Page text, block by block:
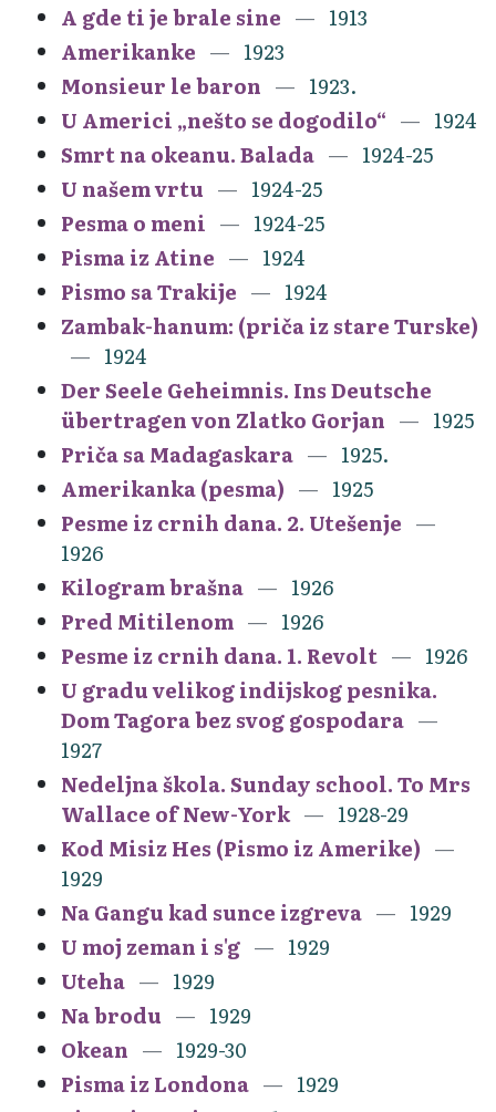
A gde ti je brale sine
1913
Amerikanke
1923
Monsieur le baron
1923.
U Americi „nešto se dogodilo“
1924
Smrt na okeanu. Balada
1924-25
U našem vrtu
1924-25
Pesma o meni
1924-25
Pisma iz Atine
1924
Pismo sa Trakije
1924
Zambak-hanum: (priča iz stare Turske)
1924
Der Seele Geheimnis. Ins Deutsche
übertragen von Zlatko Gorjan
1925
Priča sa Madagaskara
1925.
Amerikanka (pesma)
1925
Pesme iz crnih dana. 2. Utešenje
1926
Kilogram brašna
1926
Pred Mitilenom
1926
Pesme iz crnih dana. 1. Revolt
1926
U gradu velikog indijskog pesnika.
Dom Tagora bez svog gospodara
1927
Nedeljna škola. Sunday school. To Mrs
Wallace of New-York
1928-29
Kod Misiz Hes (Pismo iz Amerike)
1929
Na Gangu kad sunce izgreva
1929
U moj zeman i s'g
1929
Uteha
1929
Na brodu
1929
Okean
1929-30
Pisma iz Londona
1929